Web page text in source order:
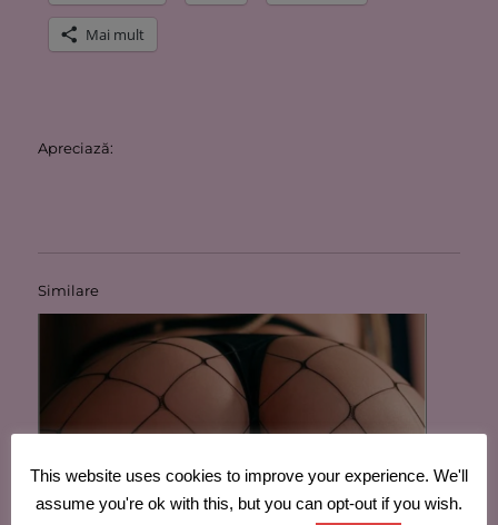
Mai mult
Apreciază:
Similare
This website uses cookies to improve your experience. We'll
assume you're ok with this, but you can opt-out if you wish.